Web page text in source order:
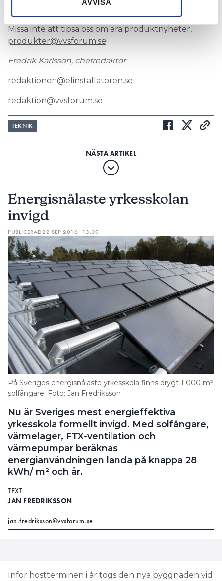
AVVISA
Missa inte att tipsa oss om era produktnyheter,
produkter@vvsforum.se!
Fredrik Karlsson, chefredaktör
redaktionen@elinstallatoren.se
redaktion@vvsforum.se
TEKNIK
Energisnålaste yrkesskolan
invigd
PUBLICERAD22 SEP 2016, 13:39
På Sveriges energisnålaste yrkesskola finns drygt 1 000 m²
solfångare. Foto: Jan Fredriksson
Nu är Sveriges mest energieffektiva
yrkesskola formellt invigd. Med solfångare,
värmelager, FTX-ventilation och
värmepumpar beräknas
energianvändningen landa på knappa 28
kWh/ m² och år.
TEXT
JAN FREDRIKSSON
jan.fredriksson@vvsforum.se
Inför höstterminen i år togs den nya byggnaden vid